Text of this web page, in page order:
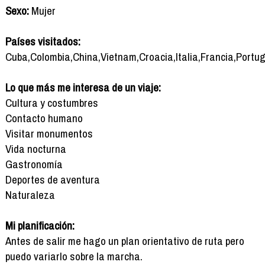
Sexo:Mujer
Países visitados:
Lo que más me interesa de un viaje:
Cultura y costumbres
Contacto humano
Visitar monumentos
Vida nocturna
Gastronomía
Deportes de aventura
Naturaleza
Mi planificación:
Antes de salir me hago un plan orientativo de ruta pero
puedo variarlo sobre la marcha.